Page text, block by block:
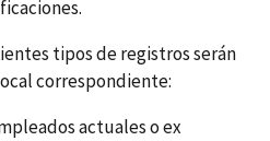
tipos de registros serán
correspondiente:
actuales o ex